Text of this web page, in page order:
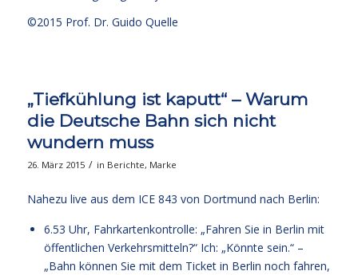
©2015 Prof. Dr. Guido Quelle
„Tiefkühlung ist kaputt“ – Warum
die Deutsche Bahn sich nicht
wundern muss
26. März 2015 / in Berichte, Marke
Nahezu live aus dem ICE 843 von Dortmund nach Berlin:
6.53 Uhr, Fahrkartenkontrolle: „Fahren Sie in Berlin mit
öffentlichen Verkehrsmitteln?“ Ich: „Könnte sein.“ –
„Bahn können Sie mit dem Ticket in Berlin noch fahren,